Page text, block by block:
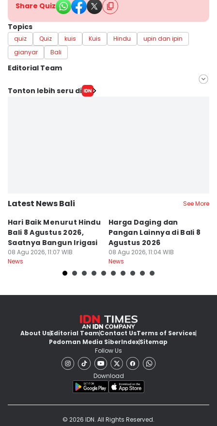
Share Quiz
Topics
quiz Quiz kuis Kuis Hindu
upin dan ipin
gianyar
Bali
Editorial Team
Editor
Tonton lebih seru di
Latest News Bali See More
Hari Baik Menurut Hindu
Bali 8 Agustus 2026,
Saatnya Bangun Irigasi
08 Agu 2026, 11:07 WIB
News
Harga Daging dan
Pangan Lainnya di Bali 8
Agustus 2026
08 Agu 2026, 11:04 WIB
News
About UsEditorial TeamContact UsTerms of Services
Pedoman Media SiberIndexSitemap
Follow Us
Download
© 2026 IDN. All Rights Reserved.